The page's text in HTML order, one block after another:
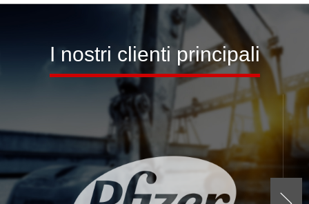
CREIAMO VALORE PER CONTRIBUIRE A MIGLIORARE IL
TERRITORIO IN CUI OPERIAMO
Vogliamo diventare un punto di riferimento nel settore,
riconosciuti per la nostra eccellenza, innovazione e
impegno nella realizzazione di progetti di costruzione di
successo. Vogliamo essere conosciuti come leader nel
settore delle costruzioni per la nostra capacità di offrire
soluzioni innovative e sostenibili che superano le
aspettative dei nostri clienti. La nostra Vision promuove uno